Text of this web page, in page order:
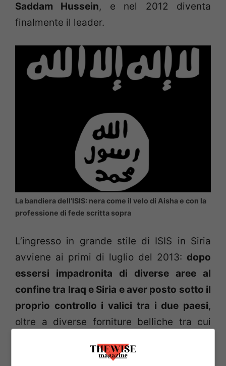
Saddam Hussein, e nel 2012 diventa
finalmente il leader.
La bandiera dell’ISIS: nera come il velo di Aisha e con la
professione di fede scritta sopra
L’ingresso in grande stile di ISIS in Siria
avviene ai primi di luglio del 2013: dopo
essersi impadronita di diverse aree al
confine tra Iraq e Siria e aver posto sotto il
proprio controllo i valici tra i due paesi,
oltre a diverse forniture belliche tra cui
appartenenti all’esercito iracheno, sfrutta il